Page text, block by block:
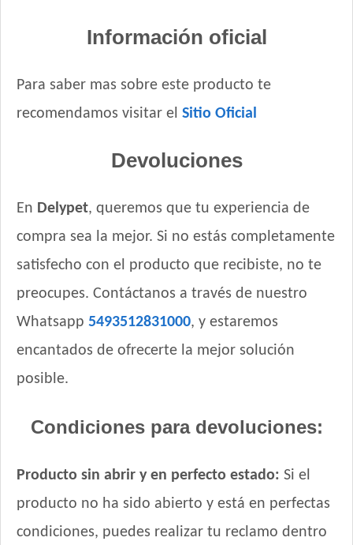
Información oficial
Para saber mas sobre este producto te
recomendamos visitar el Sitio Oficial
Devoluciones
En Delypet, queremos que tu experiencia de
compra sea la mejor. Si no estás completamente
satisfecho con el producto que recibiste, no te
preocupes. Contáctanos a través de nuestro
Whatsapp 5493512831000, y estaremos
encantados de ofrecerte la mejor solución
posible.
Condiciones para devoluciones:
Producto sin abrir y en perfecto estado: Si el
producto no ha sido abierto y está en perfectas
condiciones, puedes realizar tu reclamo dentro